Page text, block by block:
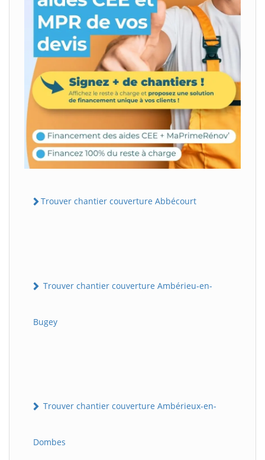
Trouver chantier couverture Abbécourt
Trouver chantier couverture Ambérieu-en-
Bugey
Trouver chantier couverture Ambérieux-en-
Dombes